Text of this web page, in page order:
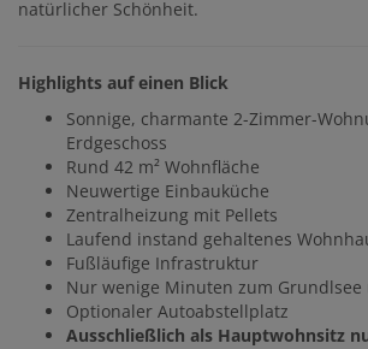
natürlicher Schönheit.
Highlights auf einen Blick
Sonnige, charmante 2-Zimmer-
Erdgeschoss
Rund 42 m² Wohnfläche
Neuwertige Einbauküche
Zentralheizung mit Pellets
Laufend instand gehaltenes
Fußläufige Infrastruktur
Nur wenige Minuten zum Grundlsee
Optionaler Autoabstellplatz
Ausschließlich als Hauptwohnsitz